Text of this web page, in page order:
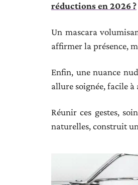
réductions en 2026 ?
Un mascara
affirmer la présence,
Enfin, une nuance
allure soignée, facile
Réunir ces gestes,
naturelles, construit